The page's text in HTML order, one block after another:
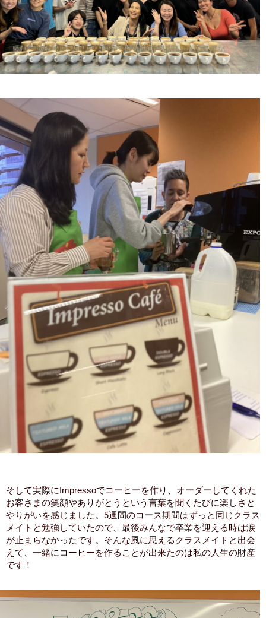
そして実際にImpressoでコーヒーを作り、オーダーしてくれた
お客さまの笑顔やありがとうという言葉を聞くたびに楽しさと
やりがいを感じました。5週間のコース期間はずっと同じクラス
メイトと勉強していたので、最後みんなで卒業を迎える時は涙
が止まらなかったです。そんな風に思えるクラスメイトと出会
えて、一緒にコーヒーを作ることが出来たのは私の人生の財産
です！